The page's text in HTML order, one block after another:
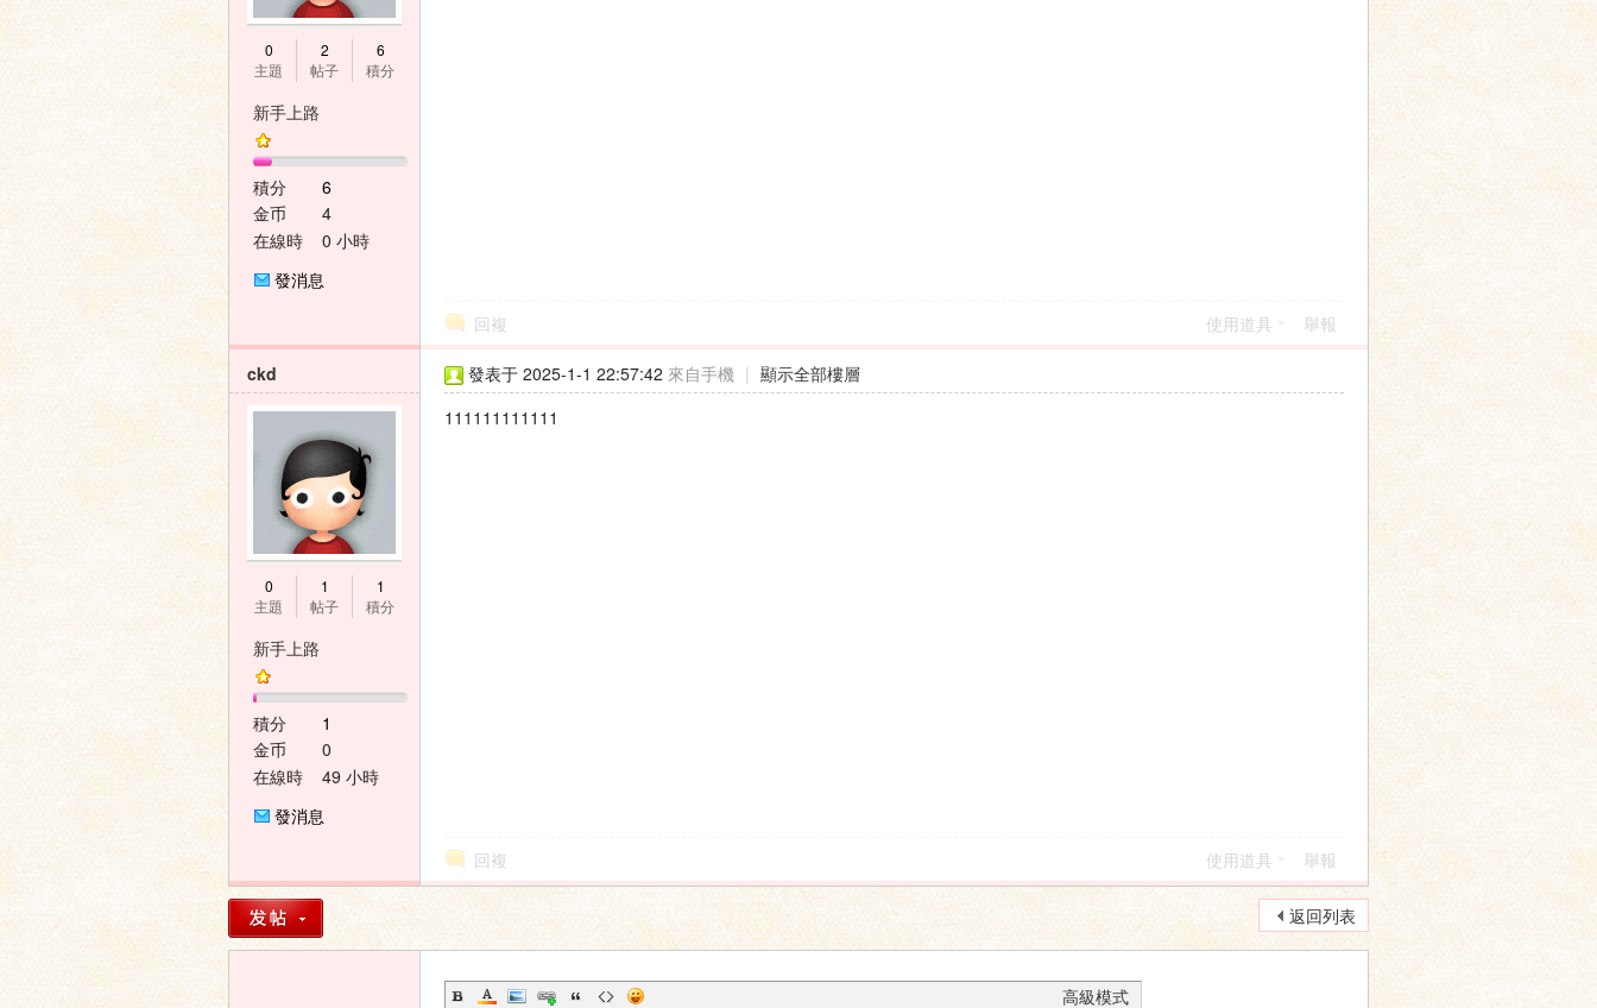
0
主題
2
帖子
6
積分
新手上路
積分
6
金币
4
在線時
0 小時
發消息
回複 使用道具 舉報
ckd
0
主題
1
帖子
1
積分
新手上路
積分
1
金币
0
在線時
49 小時
發消息
發表于 2025-1-1 22:57:42 來自手機 | 顯示全部樓層
111111111111
回複 使用道具 舉報
返回列表
高級模式